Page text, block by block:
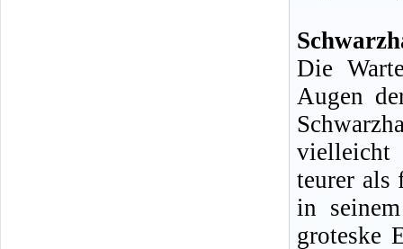
Die
Augen
vielleicht
teurer als
in
groteske